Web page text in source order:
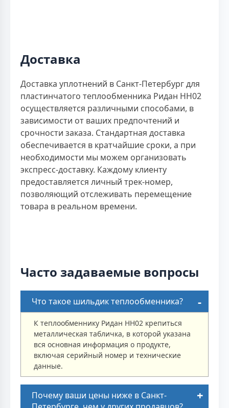
Доставка
Доставка уплотнений в Санкт-Петербург для
пластинчатого теплообменника Ридан НН02
осуществляется различными способами, в
зависимости от ваших предпочтений и
срочности заказа. Стандартная доставка
обеспечивается в кратчайшие сроки, а при
необходимости мы можем организовать
экспресс-доставку. Каждому клиенту
предоставляется личный трек-номер,
позволяющий отслеживать перемещение
товара в реальном времени.
Часто задаваемые вопросы
Что такое шильдик теплообменника?
К теплообменнику Ридан НН02 крепиться
металлическая табличка, в которой указана
вся основная информация о продукте,
включая серийный номер и технические
данные.
Почему ваши цены ниже в Санкт-